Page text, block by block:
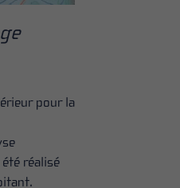
pour la
réalisé